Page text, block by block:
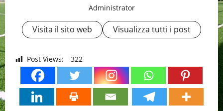
Administrator
Visita il sito web Visualizza tutti i post
Post Views: 322